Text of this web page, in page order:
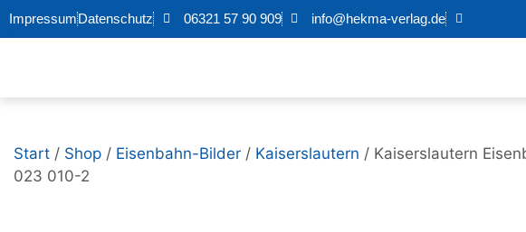
ImpressumDatenschutz 06321 57 90 909 info@hekma-verlag.de
Start / Shop / Eisenbahn-Bilder / Kaiserslautern / Kaiserslautern
023 010-2